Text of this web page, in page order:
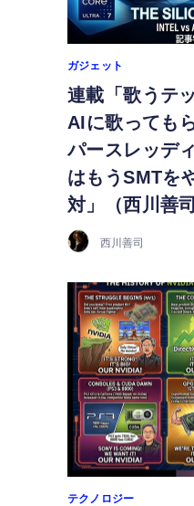
ガジェット
連載「歌うテ
AIに歌っても
パースレッデ
はもうSMTを
対」（西川善司
西川善司
テクノロジー